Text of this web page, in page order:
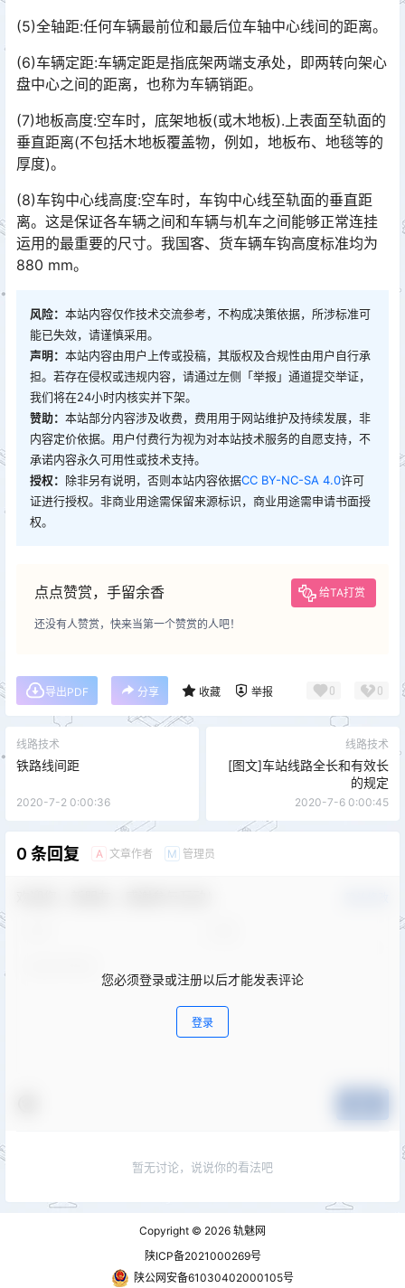
(5)全轴距:任何车辆最前位和最后位车轴中心线间的距离。
(6)车辆定距:车辆定距是指底架两端支承处，即两转向架心
盘中心之间的距离，也称为车辆销距。
(7)地板高度:空车时，底架地板(或木地板).上表面至轨面的
垂直距离(不包括木地板覆盖物，例如，地板布、地毯等的
厚度)。
(8)车钩中心线高度:空车时，车钩中心线至轨面的垂直距
离。这是保证各车辆之间和车辆与机车之间能够正常连挂
运用的最重要的尺寸。我国客、货车辆车钩高度标准均为
880 mm。󠅅󠅃󠄵󠅂󠄪󠇖󠆨󠆨󠇕󠆞󠆒󠅬󠇘󠆭󠆘󠇙󠆝󠅵󠇗󠆭󠆁󠄐󠇗󠅹󠅸󠇖󠆍󠅳󠇖󠅹󠅰󠇖󠆌󠅹
风险： 本站内容仅作技术交流参考，不构成决策依据，所涉标准可
能已失效，请谨慎采用。
声明： 本站内容由用户上传或投稿，其版权及合规性由用户自行承
担。若存在侵权或违规内容，请通过左侧「举报」通道提交举证，
我们将在24小时内核实并下架。
赞助： 本站部分内容涉及收费，费用用于网站维护及持续发展，非
内容定价依据。用户付费行为视为对本站技术服务的自愿支持，不
承诺内容永久可用性或技术支持。
授权： 除非另有说明，否则本站内容依据CC BY-NC-SA 4.0许可
证进行授权。非商业用途需保留来源标识，商业用途需申请书面授
权。
点点赞赏，手留余香 给TA打赏
还没有人赞赏，快来当第一个赞赏的人吧！
导出PDF 分享 收藏 举报 0 0
线路技术
铁路线间距
2020-7-2 0:00:36
线路技术
[图文]车站线路全长和有效长
的规定
2020-7-6 0:00:45
0 条回复 A 文章作者 M 管理员
您必须登录或注册以后才能发表评论
登录
暂无讨论，说说你的看法吧
Copyright © 2026 轨魅网
陕ICP备2021000269号
陕公网安备61030402000105号